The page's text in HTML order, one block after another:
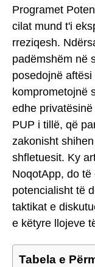
Programet
cilat mund t'i
rreziqesh.
padëmshëm në
posedojnë
komprometojnë
edhe
PUP i tillë, që
zakonisht
shfletuesit. Ky
NoqotApp, do
potencialisht të
taktikat e
e këtyre llojeve
Tabela e